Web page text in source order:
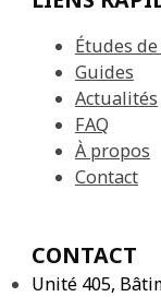
Études de
Guides
Actualités
FAQ
À propos
Contact
CONTACT
Unité 405,